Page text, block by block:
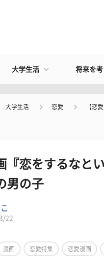
大学生活 将来を考
大学生活 恋愛 【恋
『恋をするなと
男の子
22
漫画 恋愛特集 恋愛漫画